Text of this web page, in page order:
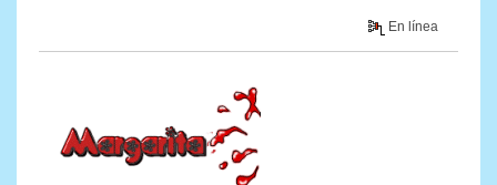
En línea